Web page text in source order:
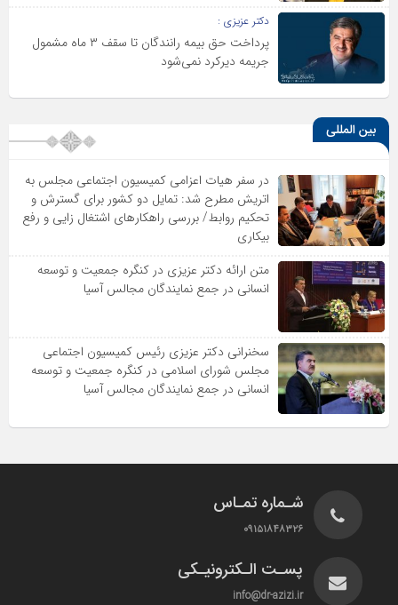
دکتر عزیزی :
پرداخت حق بیمه رانندگان تا سقف ۳ ماه مشمول
جریمه دیرکرد نمی‌شود
بین المللی
در سفر هیات اعزامی کمیسیون اجتماعی مجلس به
اتریش مطرح شد: تمایل دو کشور برای گسترش و
تحکیم روابط/ بررسی راهکارهای اشتغال زایی و رفع
بیکاری
متن ارائه دکتر عزیزى در کنگره جمعیت و توسعه
انسانى در جمع نمایندگان مجالس آسیا
سخنرانى دکتر عزیزى رئیس کمیسیون اجتماعى
مجلس شوراى اسلامى در کنگره جمعیت و توسعه
انسانى در جمع نمایندگان مجالس آسیا
شـماره تمـاس
۰۹۱۵۱۸۴۸۳۲۶
پسـت الـکترونیـکی
info@dr-azizi.ir